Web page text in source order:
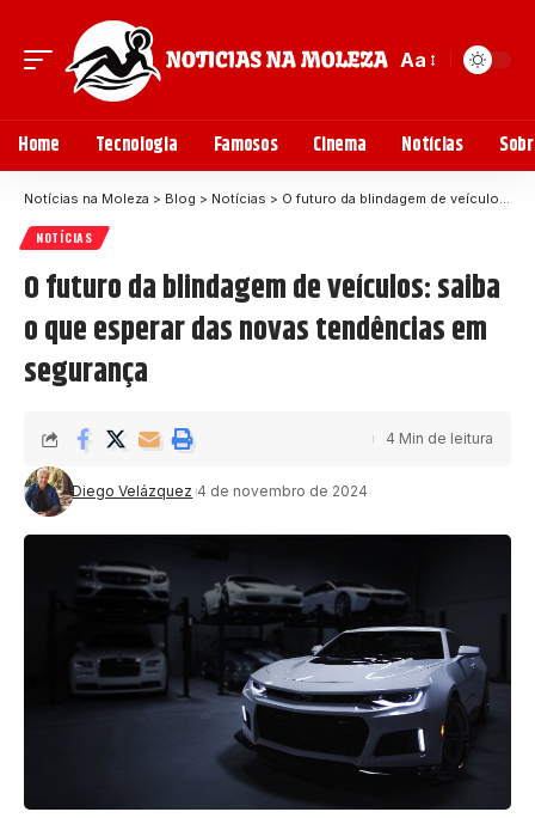
Aa
Home Tecnologia Famosos Cinema Notícias
Notícias na Moleza > Blog > Notícias > O futuro da blindagem de veículos: saiba o que esperar das novas tendências em segurança
NOTÍCIAS
O futuro da blindagem de veículos: saiba
o que esperar das novas tendências em
segurança
Diego Velázquez 4 de novembro de 2024
4 Min de leitura